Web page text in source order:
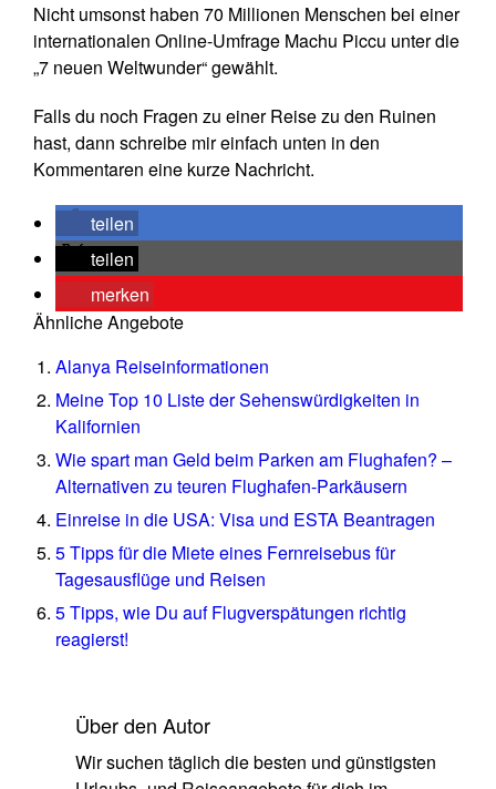
Nicht umsonst haben 70 Millionen Menschen bei einer
internationalen Online-Umfrage Machu Piccu unter die
„7 neuen Weltwunder“ gewählt.
Falls du noch Fragen zu einer Reise zu den Ruinen
hast, dann schreibe mir einfach unten in den
Kommentaren eine kurze Nachricht.
teilen
teilen
merken
Ähnliche Angebote
Alanya Reiseinformationen
Meine Top 10 Liste der Sehenswürdigkeiten in
Kalifornien
Wie spart man Geld beim Parken am Flughafen? –
Alternativen zu teuren Flughafen-Parkäusern
Einreise in die USA: Visa und ESTA Beantragen
5 Tipps für die Miete eines Fernreisebus für
Tagesausflüge und Reisen
5 Tipps, wie Du auf Flugverspätungen richtig
reagierst!
Über den Autor
Wir suchen täglich die besten und günstigsten